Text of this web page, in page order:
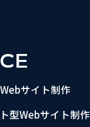
サイト制作
型Webサイト制作